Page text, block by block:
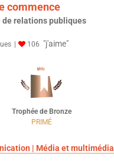
commence
de relations publiques
106 "j'aime"
Trophée de Bronze
PRIMÉ
| Média et multimédia